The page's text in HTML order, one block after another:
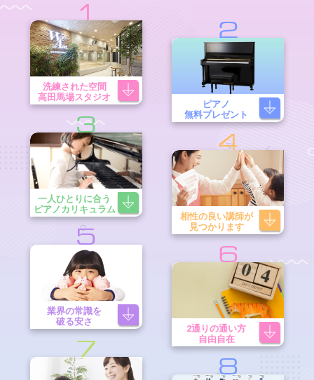
1
洗練された空間
高田馬場スタジオ
2
ピアノ
無料プレゼント
3
一人ひとりに合う
ピアノカリキュラム
4
相性の良い講師が
見つかります
5
業界の常識を
破る安さ
6
2通りの通い方
自由自在
7
8